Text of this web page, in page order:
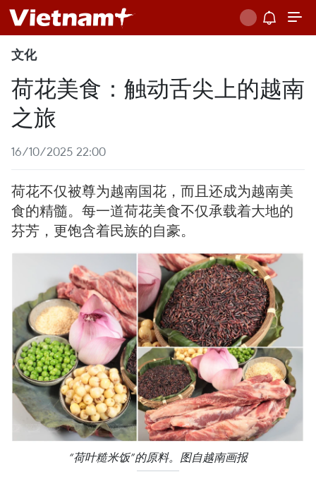
文化
荷花美食：触动舌尖上的越南
之旅
16/10/2025 22:00
荷花不仅被尊为越南国花，而且还成为越南美
食的精髓。每一道荷花美食不仅承载着大地的
芬芳，更饱含着民族的自豪。
“荷叶糙米饭”的原料。图自越南画报